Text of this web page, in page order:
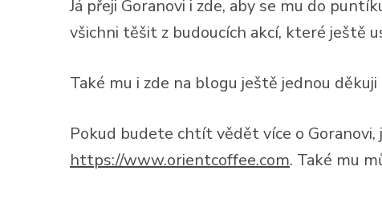
Já přeji Goranovi i zde, aby se mu do
všichni těšit z budoucích akcí, které ještě
Také mu i zde na blogu ještě jednou
Pokud budete chtít vědět více o
https://www.orientcoffee.com. Také mu